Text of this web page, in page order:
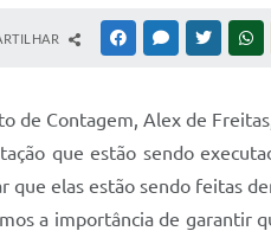
FACEBOOKMESSENGER
TWITTER
de Contagem, Alex de
que estão sendo
que elas estão sendo feitas
a importância de garantir